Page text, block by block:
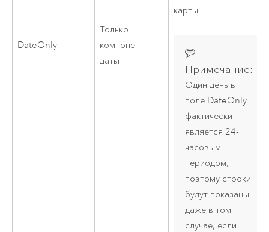
DateOnly
Только
компонент
даты
карты.
Примечание:
Один день в
поле DateOnly
фактически
является 24-
часовым
периодом,
поэтому строки
будут показаны
даже в том
случае, если